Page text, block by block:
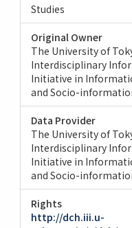
Studies
Original Owner
The University of
Interdisciplinary
Initiative in
and Socio-
Data Provider
The University of
Interdisciplinary
Initiative in
and Socio-
Rights
http://dch.iii.u-